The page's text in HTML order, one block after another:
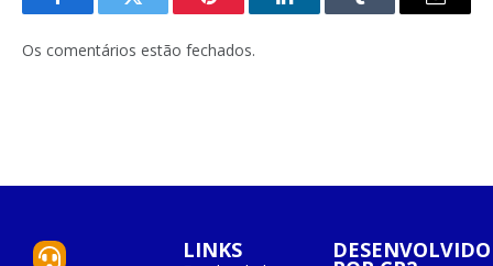
FacebookTwitter Pinterest O
Tumblr
E-
Os comentários estão fechados.
LINKS DESENVOLVIDO